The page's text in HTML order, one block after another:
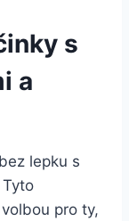
s
a
lepku s
pro ty,